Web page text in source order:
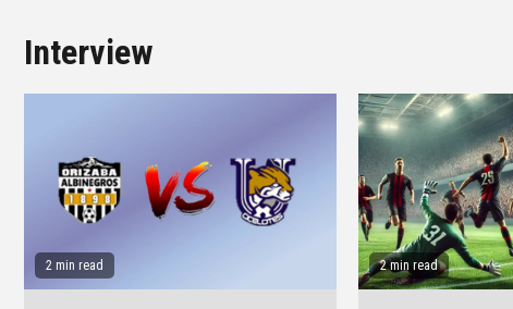
Interview
2 min read 2 min read